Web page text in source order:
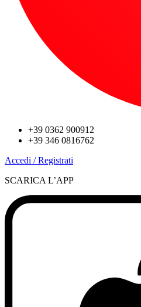
+39 0362 900912
+39 346 0816762
Accedi / Registrati
SCARICA L’APP